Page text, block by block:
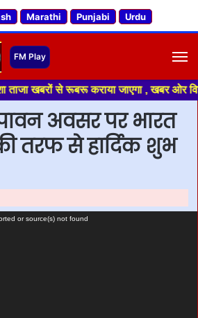
Marathi Punjabi Urdu
खबरों से रूबरू कराया जाएगा , खबर ओर
अवसर पर भारत
तरफ से हार्दिक शुभ
Video Player
or source(s) not found